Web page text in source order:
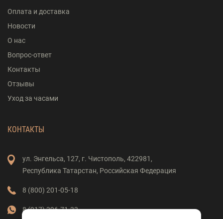
Оплата и доставка
Новости
О нас
Вопрос-ответ
Контакты
Отзывы
Уход за часами
КОНТАКТЫ
ул. Энгельса, 127, г. Чистополь, 422981,
Республика Татарстан, Российская Федерация
8 (800) 201-05-18
8 (917) 396-71-33